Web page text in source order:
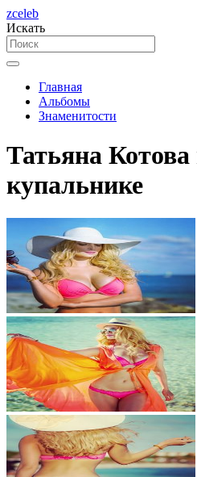
zceleb
Искать
Главная
Альбомы
Знаменитости
Татьяна Котова
купальнике